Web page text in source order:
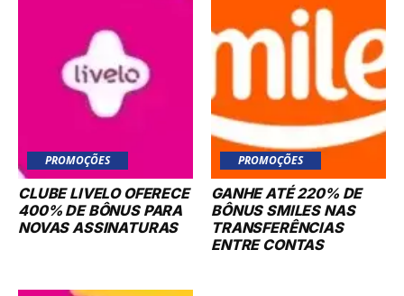
PROMOÇÕES
CLUBE LIVELO OFERECE
400% DE BÔNUS PARA
NOVAS ASSINATURAS
PROMOÇÕES
GANHE ATÉ 220% DE
BÔNUS SMILES NAS
TRANSFERÊNCIAS
ENTRE CONTAS